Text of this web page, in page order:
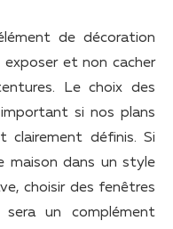
de décoration
et non cacher
Le choix des
si nos plans
clairement définis. Si
maison dans un style
choisir des fenêtres
un complément